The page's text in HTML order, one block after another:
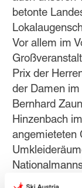
betonte
Vor allem im
Prix der
der Damen
Bernhard
Hinzenbach
angemieteten